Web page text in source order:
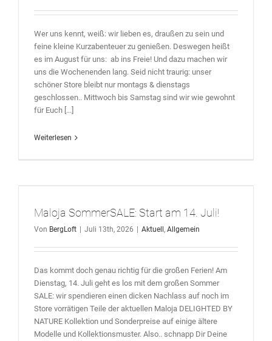
Wer uns kennt, weiß: wir lieben es, draußen zu sein und
feine kleine Kurzabenteuer zu genießen. Deswegen heißt
es im August für uns: ab ins Freie! Und dazu machen wir
uns die Wochenenden lang. Seid nicht traurig: unser
schöner Store bleibt nur montags & dienstags
geschlossen.. Mittwoch bis Samstag sind wir wie gewohnt
für Euch [...]
Weiterlesen
Maloja SommerSALE: Start am 14. Juli!
Von BergLoft | Juli 13th, 2026 | Aktuell, Allgemein
Das kommt doch genau richtig für die großen Ferien! Am
Dienstag, 14. Juli geht es los mit dem großen Sommer
SALE: wir spendieren einen dicken Nachlass auf noch im
Store vorrätigen Teile der aktuellen Maloja DELIGHTED BY
NATURE Kollektion und Sonderpreise auf einige ältere
Modelle und Kollektionsmuster. Also.. schnapp Dir Deine